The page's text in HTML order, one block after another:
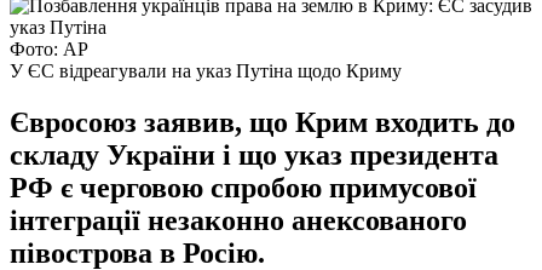
Фото: АР
У ЄС відреагували на указ Путіна щодо Криму
Євросоюз заявив, що Крим входить до
складу України і що указ президента
РФ є черговою спробою примусової
інтеграції незаконно анексованого
півострова в Росію.